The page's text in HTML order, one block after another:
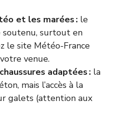
et les marées : le
surtout en
le site Météo-France
venue.
adaptées : la
mais l’accès à la
galets (attention aux